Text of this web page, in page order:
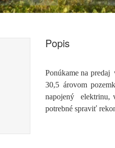
Popis
Ponúkame na
30,5 árovom
napojený
elektrinu,
potrebné spraviť